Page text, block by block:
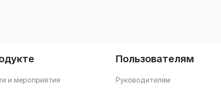
и мероприятия
Пользователям
Руководителям